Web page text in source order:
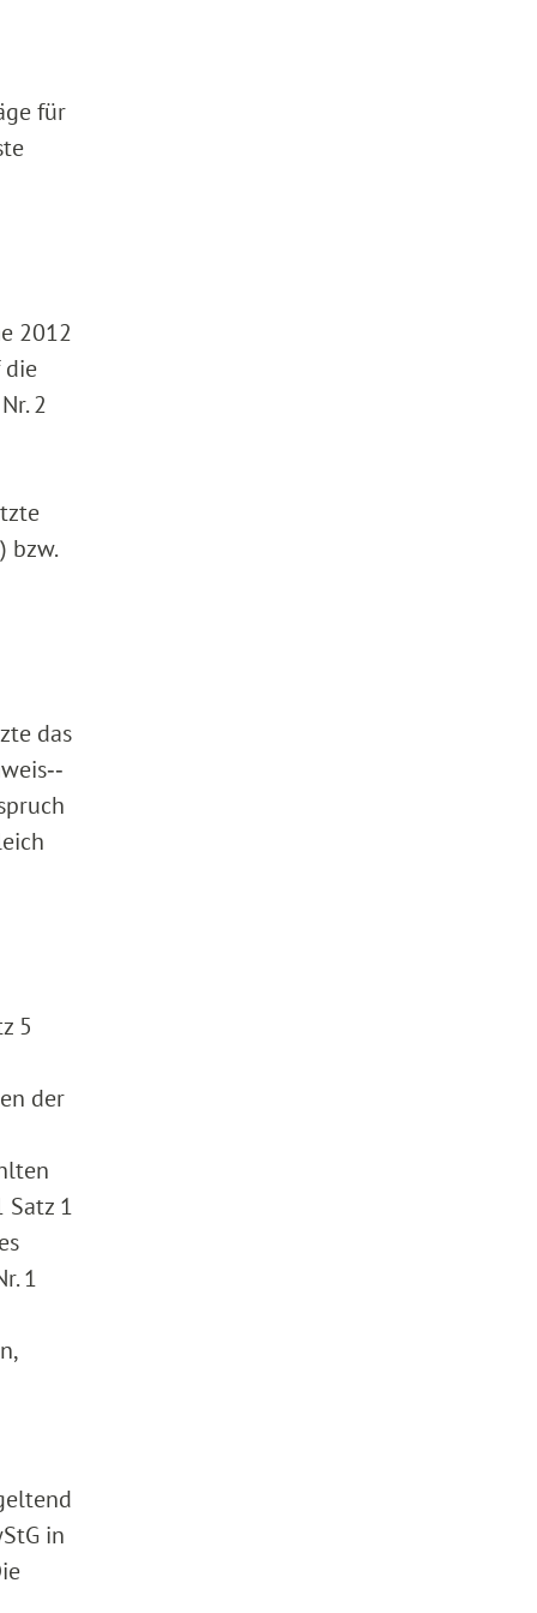
für
2012
die
2
bzw.
das
5
der
Satz 1
1
in